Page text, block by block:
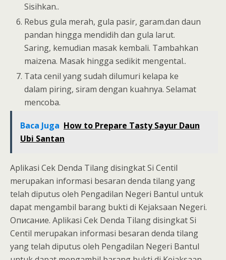
Sisihkan..
Rebus gula merah, gula pasir, garam.dan daun
pandan hingga mendidih dan gula larut.
Saring, kemudian masak kembali. Tambahkan
maizena. Masak hingga sedikit mengental..
Tata cenil yang sudah dilumuri kelapa ke
dalam piring, siram dengan kuahnya. Selamat
mencoba.
Baca Juga How to Prepare Tasty Sayur Daun
Ubi Santan
Aplikasi Cek Denda Tilang disingkat Si Centil
merupakan informasi besaran denda tilang yang
telah diputus oleh Pengadilan Negeri Bantul untuk
dapat mengambil barang bukti di Kejaksaan Negeri.
Описание. Aplikasi Cek Denda Tilang disingkat Si
Centil merupakan informasi besaran denda tilang
yang telah diputus oleh Pengadilan Negeri Bantul